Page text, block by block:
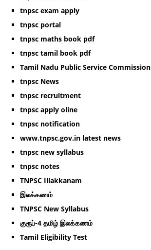
tnpsc exam apply
tnpsc portal
tnpsc maths book pdf
tnpsc tamil book pdf
Tamil Nadu Public Service Commission
tnpsc News
tnpsc recruitment
tnpsc apply oline
tnpsc notification
www.tnpsc.gov.in latest news
tnpsc new syllabus
tnpsc notes
TNPSC Illakkanam
இலக்கணம்
TNPSC New Syllabus
குரூப்-4 தமிழ் இலக்கணம்
Tamil Eligibility Test